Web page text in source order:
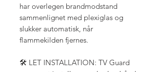
har overlegen brandmodstand
sammenlignet med plexiglas og
slukker automatisk, når
flammekilden fjernes.
🛠️ LET INSTALLATION: TV Guard